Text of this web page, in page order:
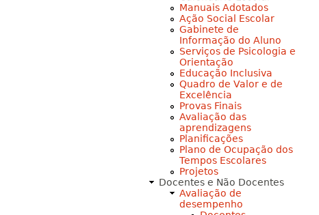
Manuais Adotados
Ação Social Escolar
Gabinete de
Informação do Aluno
Serviços de Psicologia e
Orientação
Educação Inclusiva
Quadro de Valor e de
Excelência
Provas Finais
Avaliação das
aprendizagens
Planificações
Plano de Ocupação dos
Tempos Escolares
Projetos
Docentes e Não Docentes
Avaliação de
desempenho